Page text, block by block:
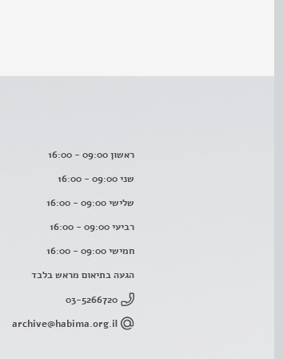
ראשון 09:00 - 16:00
שני 09:00 - 16:00
שלישי 09:00 - 16:00
רביעי 09:00 - 16:00
חמישי 09:00 - 16:00
הגעה בתיאום מראש בלבד
03-5266720
archive@habima.org.il